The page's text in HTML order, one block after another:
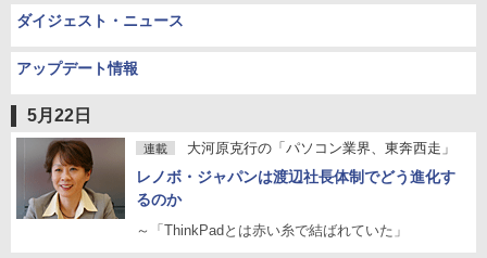
ダイジェスト・ニュース
アップデート情報
5月22日
連載 大河原克行の「パソコン業界、東奔西走」
レノボ・ジャパンは渡辺社長体制でどう進化す
るのか
～「ThinkPadとは赤い糸で結ばれていた」